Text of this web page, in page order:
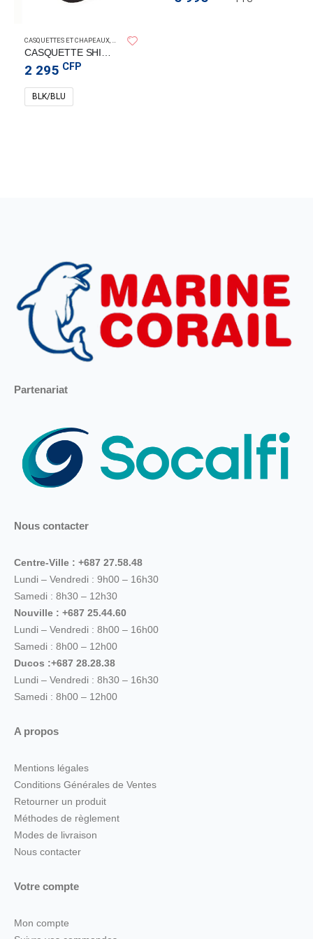
CASQUETTES ET CHAPEAUX,CHAPEAUX ET CASQUETTES
CASQUETTE SHIMANO
2 295 CFP
BLK/BLU
Partenariat
Nous contacter
Centre-Ville : +687 27.58.48
Lundi – Vendredi : 9h00 – 16h30
Samedi : 8h30 – 12h30
Nouville : +687 25.44.60
Lundi – Vendredi : 8h00 – 16h00
Samedi : 8h00 – 12h00
Ducos :+687 28.28.38
Lundi – Vendredi : 8h30 – 16h30
Samedi : 8h00 – 12h00
A propos
Mentions légales
Conditions Générales de Ventes
Retourner un produit
Méthodes de règlement
Modes de livraison
Nous contacter
Votre compte
Mon compte